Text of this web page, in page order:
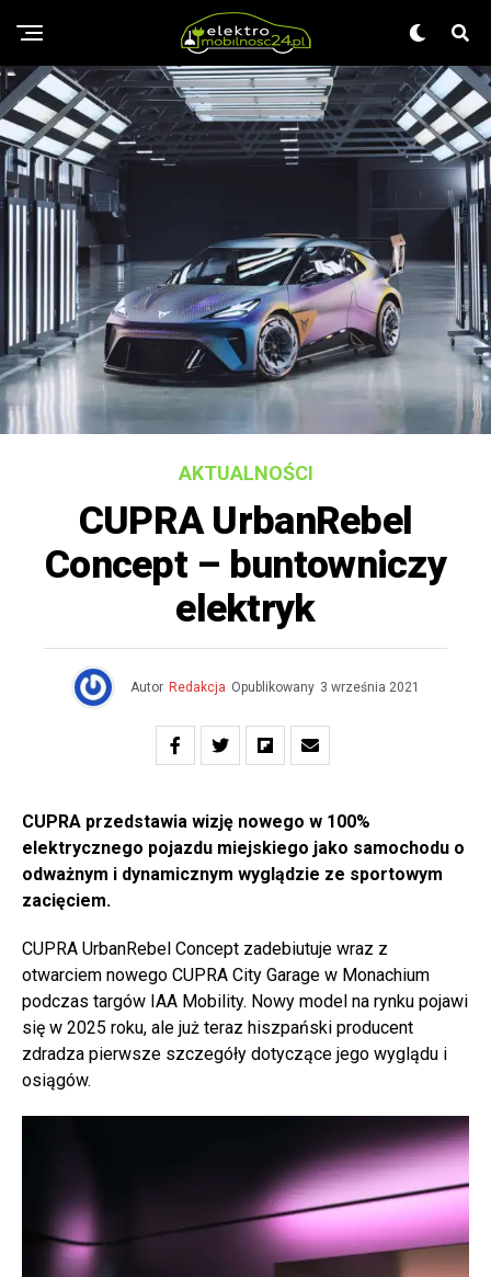
AKTUALNOŚCI
CUPRA UrbanRebel
Concept – buntowniczy
elektryk
Autor Redakcja Opublikowany 3 września 2021
CUPRA przedstawia wizję nowego w 100%
elektrycznego pojazdu miejskiego jako samochodu o
odważnym i dynamicznym wyglądzie ze sportowym
zacięciem.
CUPRA UrbanRebel Concept zadebiutuje wraz z
otwarciem nowego CUPRA City Garage w Monachium
podczas targów IAA Mobility. Nowy model na rynku pojawi
się w 2025 roku, ale już teraz hiszpański producent
zdradza pierwsze szczegóły dotyczące jego wyglądu i
osiągów.